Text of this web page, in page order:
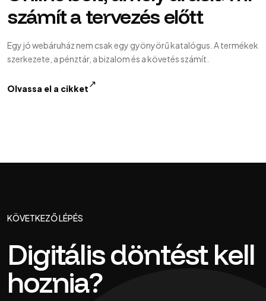
számít a tervezés előtt
Egy jó webáruház nem csak egy gyönyörű katalógus. A termékek
szerkezete, a pénztár, a bizalom és a követés számít.
Olvassa el a cikket↗
KÖVETKEZŐ LÉPÉS
Digitális döntést kell
hoznia?